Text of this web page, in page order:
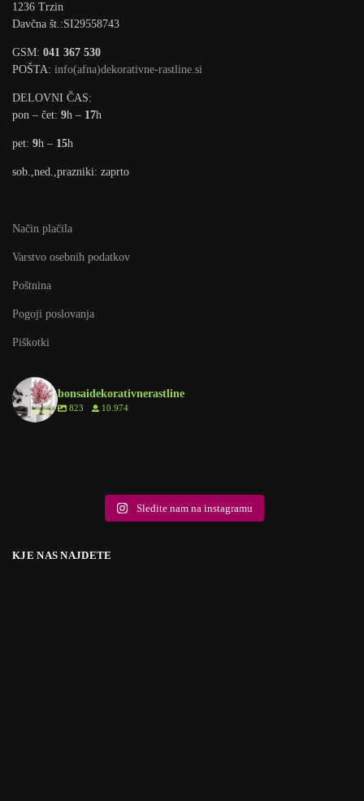
1236 Trzin
Davčna št.:SI29558743
GSM: 041 367 530
POŠTA: info(afna)dekorativne-rastline.si
DELOVNI ČAS:
pon – čet: 9h – 17h
pet: 9h – 15h
sob.,ned.,prazniki: zaprto
Način plačila
Varstvo osebnih podatkov
Poštnina
Pogoji poslovanja
Piškotki
bonsaidekorativnerastline
823 10.974
Sledite nam na instagramu
KJE NAS NAJDETE